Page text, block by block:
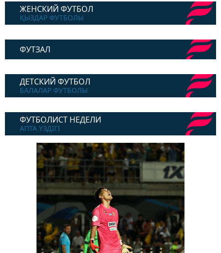
ЖЕНСКИЙ ФУТБОЛ
ҚЫЗДАР ФУТБОЛЫ
ФУТЗАЛ
ДЕТСКИЙ ФУТБОЛ
БАЛАЛАР ФУТБОЛЫ
ФУТБОЛИСТ НЕДЕЛИ
АПТА ҮЗДІГІ